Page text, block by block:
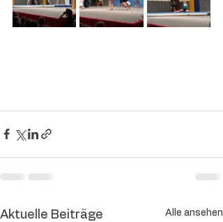
Aktuelle Beiträge Alle ansehen